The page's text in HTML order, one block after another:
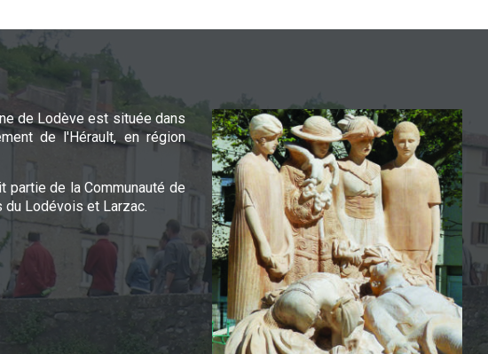
de Lodève est située dans
de l'Hérault, en région
partie de la Communauté de
du Lodévois et Larzac.